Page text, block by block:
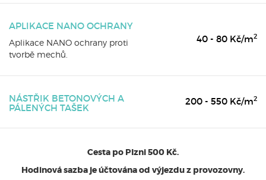
APLIKACE NANO OCHRANY
Aplikace NANO ochrany proti
tvorbě mechů.
40 - 80 Kč/m2
NÁSTŘIK BETONOVÝCH A
PÁLENÝCH TAŠEK
200 - 550 Kč/m2
Cesta po Plzni 500 Kč.
Hodinová sazba je účtována od výjezdu z provozovny.